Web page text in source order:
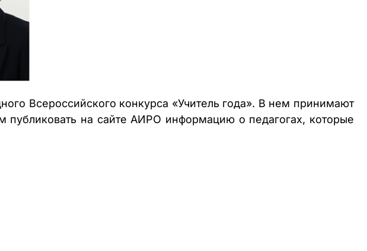
Всероссийского конкурса «Учитель года». В нем принимают
публиковать на сайте АИРО информацию о педагогах, которые